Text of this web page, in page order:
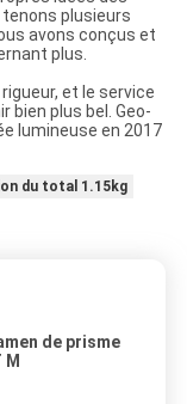
plusieurs
avons conçus et
plus.
et le service
bien plus bel. Geo-
lumineuse en 2017
du total 1.15kg
de prisme